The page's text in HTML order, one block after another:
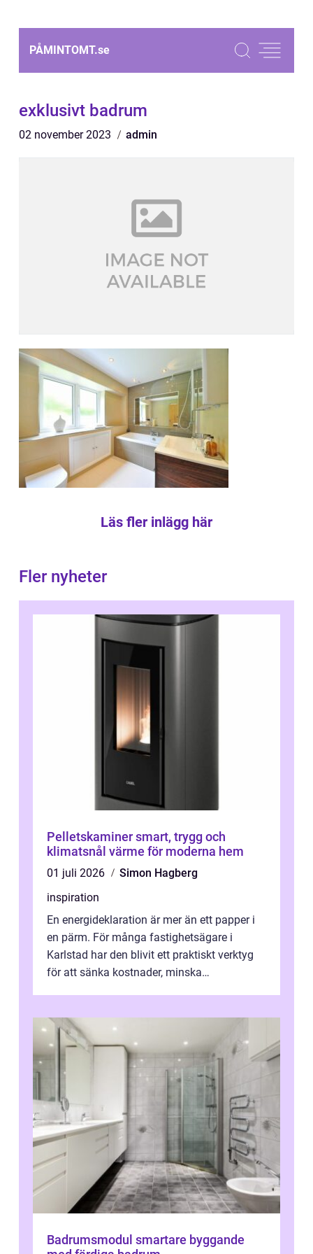
PÅMINTOMT.se
exklusivt badrum
02 november 2023 admin
Läs fler inlägg här
Fler nyheter
Pelletskaminer smart, trygg och
klimatsnål värme för moderna hem
01 juli 2026
Simon Hagberg
inspiration
En energideklaration är mer än ett papper i
en pärm. För många fastighetsägare i
Karlstad har den blivit ett praktiskt verktyg
för att sänka kostnader, minska
Badrumsmodul smartare byggande